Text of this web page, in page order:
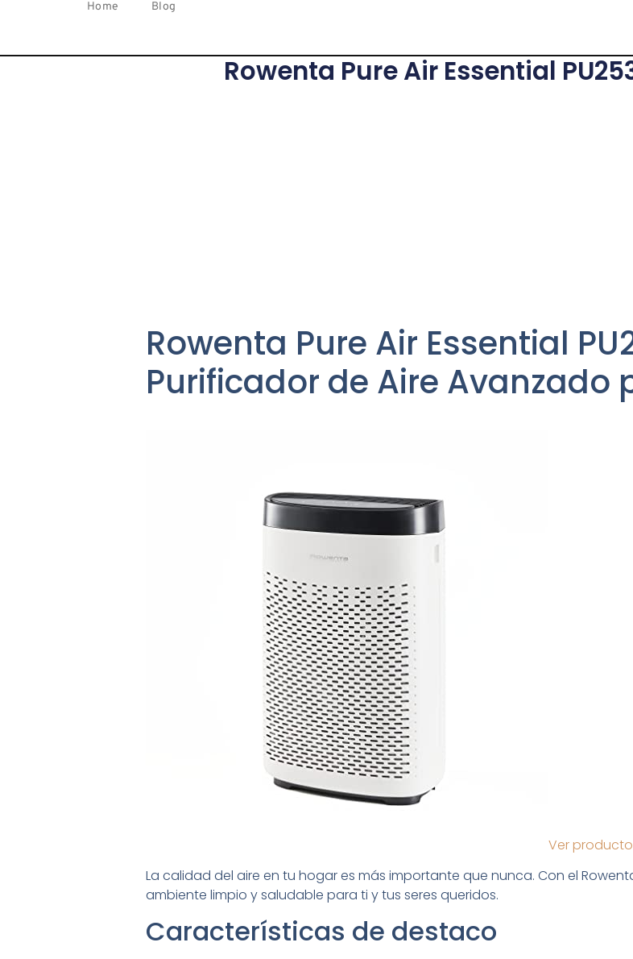
Home Blog
Rowenta Pure Air Essential
Rowenta Pure Air Essential
Purificador de Aire Avanzado
Ver
La calidad del aire en tu hogar es más importante que nunca. Con el
ambiente limpio y saludable para ti y tus seres queridos.
Características de destaco